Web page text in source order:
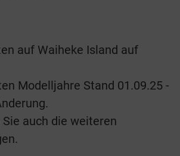
auf Waiheke Island auf
Modelljahre Stand 01.09.25 -
auch die weiteren